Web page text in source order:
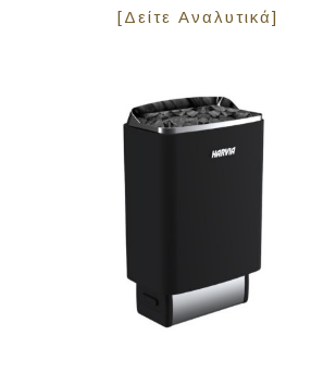
[Δείτε Αναλυτικά]